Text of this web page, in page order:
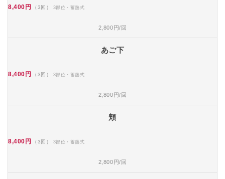
8,400円 （3回） 3部位・蓄熱式
2,800円/回
あご下
8,400円 （3回） 3部位・蓄熱式
2,800円/回
頬
8,400円 （3回） 3部位・蓄熱式
2,800円/回